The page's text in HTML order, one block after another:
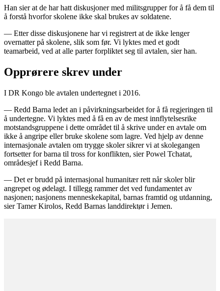
Han sier at de har hatt diskusjoner med militsgrupper for å få dem til
å forstå hvorfor skolene ikke skal brukes av soldatene.
— Etter disse diskusjonene har vi registrert at de ikke lenger
overnatter på skolene, slik som før. Vi lyktes med et godt
teamarbeid, ved at alle parter forpliktet seg til avtalen, sier han.
Opprørere skrev under
I DR Kongo ble avtalen undertegnet i 2016.
— Redd Barna ledet an i påvirkningsarbeidet for å få regjeringen til
å undertegne. Vi lyktes med å få en av de mest innflytelsesrike
motstandsgruppene i dette området til å skrive under en avtale om
ikke å angripe eller bruke skolene som lagre. Ved hjelp av denne
internasjonale avtalen om trygge skoler sikrer vi at skolegangen
fortsetter for barna til tross for konflikten, sier Powel Tchatat,
områdesjef i Redd Barna.
— Det er brudd på internasjonal humanitær rett når skoler blir
angrepet og ødelagt. I tillegg rammer det ved fundamentet av
nasjonen; nasjonens menneskekapital, barnas framtid og utdanning,
sier Tamer Kirolos, Redd Barnas landdirektør i Jemen.